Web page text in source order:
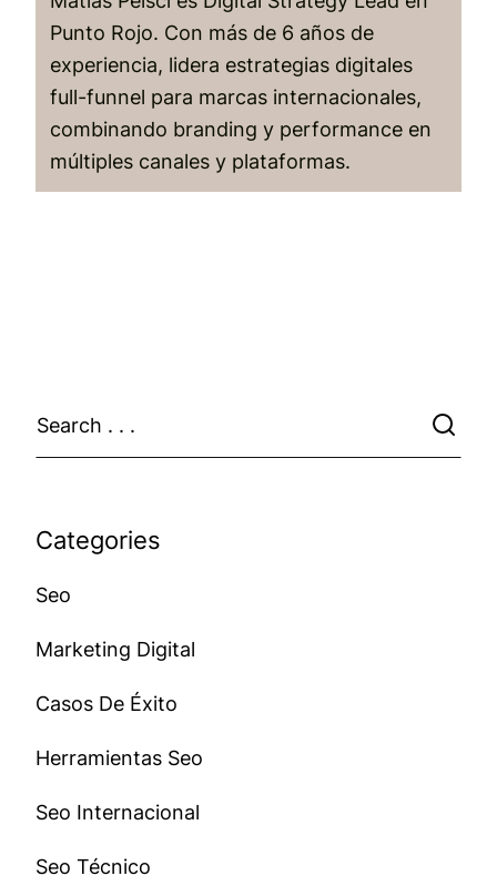
Punto Rojo. Con más de 6 años de
experiencia, lidera estrategias digitales
full-funnel para marcas internacionales,
combinando branding y performance en
múltiples canales y plataformas.
Categories
Seo
Marketing Digital
Casos De Éxito
Herramientas Seo
Seo Internacional
Seo Técnico